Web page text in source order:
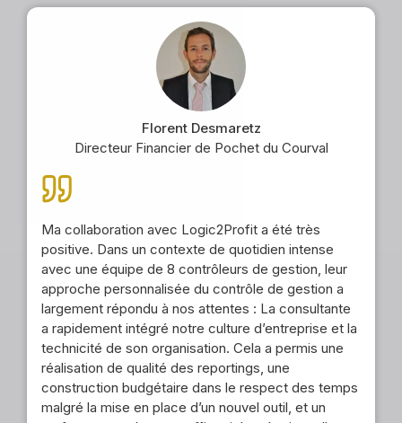
Florent Desmaretz
Directeur Financier de Pochet du Courval
Ma collaboration avec Logic2Profit a été très
positive. Dans un contexte de quotidien intense
avec une équipe de 8 contrôleurs de gestion, leur
approche personnalisée du contrôle de gestion a
largement répondu à nos attentes : La consultante
a rapidement intégré notre culture d’entreprise et la
technicité de son organisation. Cela a permis une
réalisation de qualité des reportings, une
construction budgétaire dans le respect des temps
malgré la mise en place d’un nouvel outil, et un